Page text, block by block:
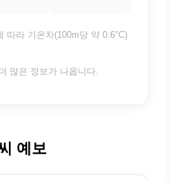
따라 기온차(100m당 약 0.6°C)
많은 정보가 나옵니다.
예보